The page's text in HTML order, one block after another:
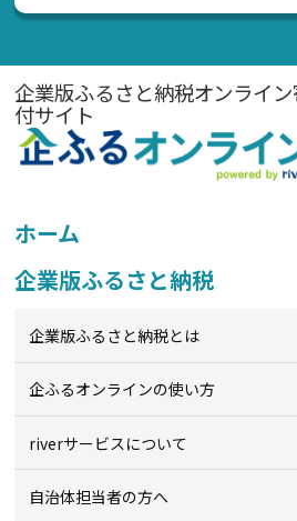
企業版ふるさと納税オンライ
付サイト
ホーム
企業版ふるさと納税
企業版ふるさと納税とは
企ふるオンラインの使い方
riverサービスについて
自治体担当者の方へ